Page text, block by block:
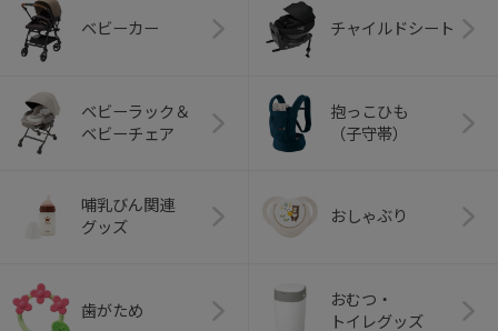
ベビーカー チャイルドシート
ベビーラック＆
ベビーチェア
抱っこひも
（子守帯）
哺乳びん関連
グッズ
おしゃぶり
歯がため
おむつ・
トイレグッズ